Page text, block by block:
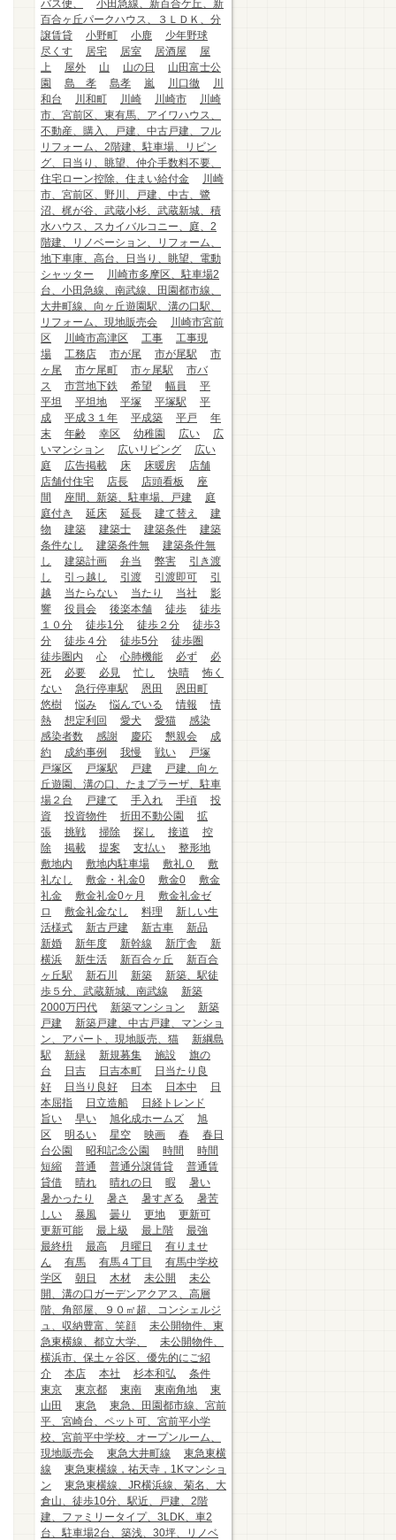
バス便、
小田急線、新百合ケ丘、新
百合ヶ丘パークハウス、３ＬＤＫ、分
譲賃貸
小野町 小鹿
少年野球
尽くす
居宅 居室 居酒屋
屋
上
屋外 山 山の日
山田富士公
園
島 孝 島孝 嵐 川口徹
川
和台
川和町 川崎 川崎市
川崎
市、宮前区、東有馬、アイワハウス、
不動産、購入、戸建、中古戸建、フル
リフォーム、2階建、駐車場、リビン
グ、日当り、眺望、仲介手数料不要、
住宅ローン控除、住まい給付金
川崎
市、宮前区、野川、戸建、中古、鷺
沼、梶が谷、武蔵小杉、武蔵新城、積
水ハウス、スカイバルコニー、庭、2
階建、リノベーション、リフォーム、
地下車庫、高台、日当り、眺望、電動
シャッター
川崎市多摩区、駐車場2
台、小田急線、南武線、田園都市線、
大井町線、向ヶ丘遊園駅、溝の口駅、
リフォーム、現地販売会
川崎市宮前
区
川崎市高津区 工事
工事現
場
工務店 市が尾 市が尾駅
市
ヶ尾
市ケ尾町 市ヶ尾駅
市バ
ス
市営地下鉄 希望 幅員
平
平坦
平坦地 平塚 平塚駅
平
成
平成３１年 平成築 平戸
年
末
年齢 幸区 幼稚園 広い
広
いマンション
広いリビング
広い
庭
広告掲載 床 床暖房
店舗
店舗付住宅
店長 店頭看板
座
間
座間、新築、駐車場、戸建
庭
庭付き
延床 延長 建て替え
建
物
建築 建築士 建築条件
建築
条件なし
建築条件無
建築条件無
し
建築計画 弁当 弊害
引き渡
し
引っ越し 引渡 引渡即可
引
越
当たらない 当たり 当社
影
響
役員会 後楽本舗 徒歩
徒歩
１０分
徒歩1分 徒歩２分
徒歩3
分
徒歩４分 徒歩5分
徒歩圏
徒歩圏内
心 心肺機能 必ず
必
死
必要 必見 忙し 快晴
怖く
ない
急行停車駅 恩田
恩田町
悠樹
悩み 悩んでいる 情報
情
熱
想定利回 愛犬 愛猫
感染
感染者数
感謝 慶応 懇親会
成
約
成約事例 我慢 戦い
戸塚
戸塚区
戸塚駅 戸建
戸建、向ヶ
丘遊園、溝の口、たまプラーザ、駐車
場２台
戸建て 手入れ 手頃
投
資
投資物件 折田不動公園
拡
張
挑戦 掃除 探し 接道
控
除
掲載 提案 支払い
整形地
敷地内
敷地内駐車場 敷礼０
敷
礼なし
敷金・礼金0 敷金0
敷金
礼金
敷金礼金0ヶ月
敷金礼金ゼ
ロ
敷金礼金なし 料理
新しい生
活様式
新古戸建 新古車
新品
新婚
新年度 新幹線 新庁舎
新
横浜
新生活 新百合ヶ丘
新百合
ヶ丘駅
新石川 新築
新築、駅徒
歩５分、武蔵新城、南武線
新築
2000万円代
新築マンション
新築
戸建
新築戸建、中古戸建、マンショ
ン、アパート、現地販売、猫
新綱島
駅
新緑 新規募集 施設
旗の
台
日吉 日吉本町
日当たり良
好
日当り良好 日本 日本中
日
本屈指
日立造船
日経トレンド
旨い
早い 旭化成ホームズ
旭
区
明るい 星空 映画 春
春日
台公園
昭和記念公園 時間
時間
短縮
普通 普通分譲賃貸
普通賃
貸借
晴れ 晴れの日 暇
暑い
暑かったり
暑さ 暑すぎる
暑苦
しい
暴風 曇り 更地
更新可
更新可能
最上級 最上階
最強
最終枡
最高 月曜日
有りませ
ん
有馬 有馬４丁目
有馬中学校
学区
朝日 木材 未公開
未公
開、溝の口ガーデンアクアス、高層
階、角部屋、９０㎡超、コンシェルジ
ュ、収納豊富、笑顔
未公開物件、東
急東横線、都立大学、
未公開物件、
横浜市、保土ヶ谷区、優先的にご紹
介
本店 本社 杉本和弘
条件
東京
東京都 東南 東南角地
東
山田
東急
東急、田園都市線、宮前
平、宮崎台、ペット可、宮前平小学
校、宮前平中学校、オープンルーム、
現地販売会
東急大井町線
東急東横
線
東急東横線，祐天寺，1Kマンショ
ン
東急東横線、JR横浜線、菊名、大
倉山、徒歩10分、駅近、戸建、2階
建、ファミリータイプ、3LDK、車2
台、駐車場2台、築浅、30坪、リノベ